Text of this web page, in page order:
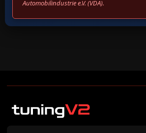
Automobilindustrie e.V. (VDA).